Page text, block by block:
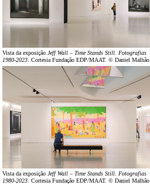
Vista da exposição Jeff Wall – Time Stands Still. Fotografias
1980-2023. Cortesia Fundação EDP/MAAT. © Daniel Malhão
Vista da exposição Jeff Wall – Time Stands Still. Fotografias
1980-2023 . Cortesia Fundação EDP/MAAT. © Daniel Malhão